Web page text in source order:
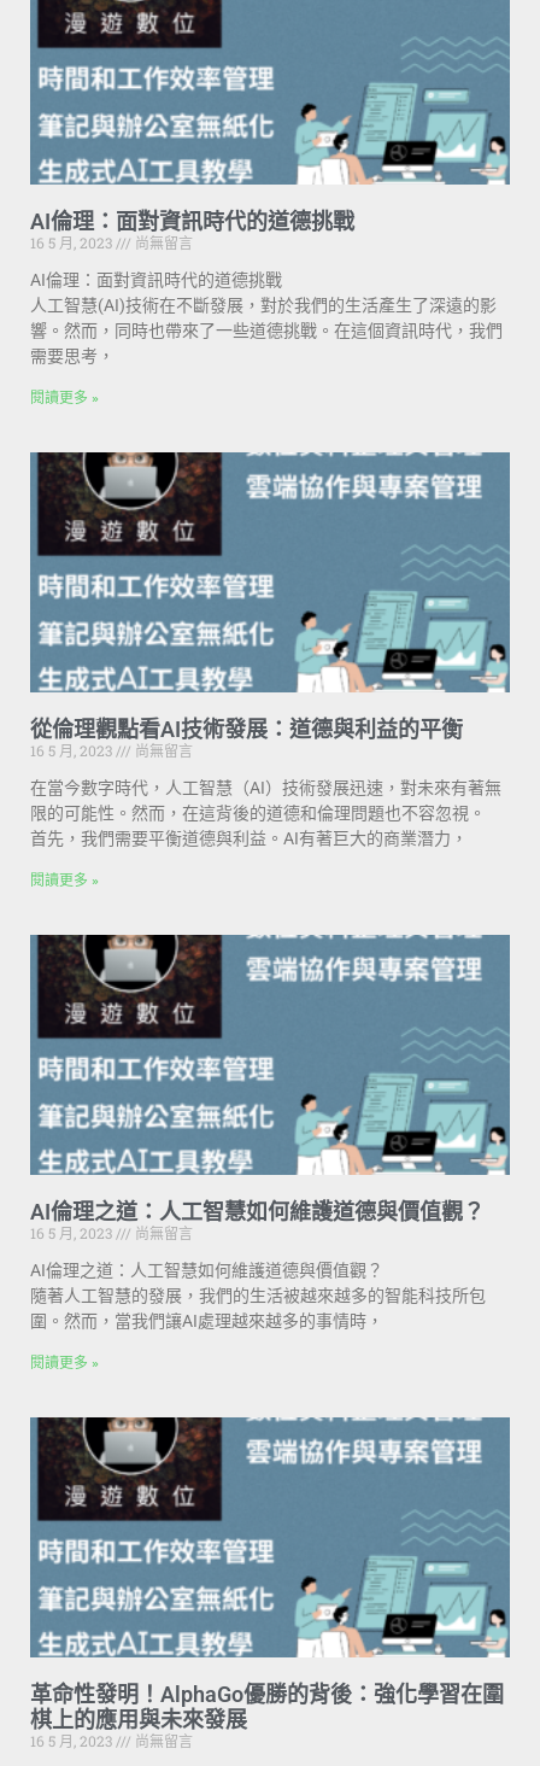
AI倫理：面對資訊時代的道德挑戰
16 5 月, 2023
尚無留言
AI倫理：面對資訊時代的道德挑戰
人工智慧(AI)技術在不斷發展，對於我們的生活產生了深遠的影
響。然而，同時也帶來了一些道德挑戰。在這個資訊時代，我們
需要思考，
閱讀更多 »
從倫理觀點看AI技術發展：道德與利益的平衡
16 5 月, 2023
尚無留言
在當今數字時代，人工智慧（AI）技術發展迅速，對未來有著無
限的可能性。然而，在這背後的道德和倫理問題也不容忽視。
首先，我們需要平衡道德與利益。AI有著巨大的商業潛力，
閱讀更多 »
AI倫理之道：人工智慧如何維護道德與價值觀？
16 5 月, 2023
尚無留言
AI倫理之道：人工智慧如何維護道德與價值觀？
隨著人工智慧的發展，我們的生活被越來越多的智能科技所包
圍。然而，當我們讓AI處理越來越多的事情時，
閱讀更多 »
革命性發明！AlphaGo優勝的背後：強化學習在圍
棋上的應用與未來發展
16 5 月, 2023
尚無留言